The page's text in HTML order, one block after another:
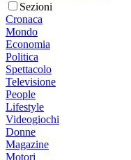
Sezioni
Cronaca
Mondo
Economia
Politica
Spettacolo
Televisione
People
Lifestyle
Videogiochi
Donne
Magazine
Motori